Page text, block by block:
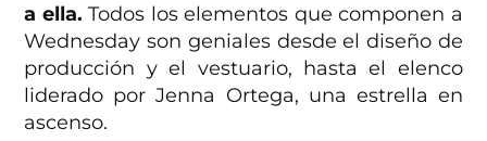
a ella. Todos los elementos que componen a
Wednesday son geniales desde el diseño de
producción y el vestuario, hasta el elenco
liderado por Jenna Ortega, una estrella en
ascenso.